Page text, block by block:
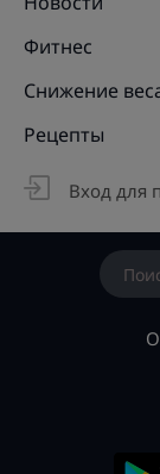
Фитнес
Снижение
Рецепты
Вход для